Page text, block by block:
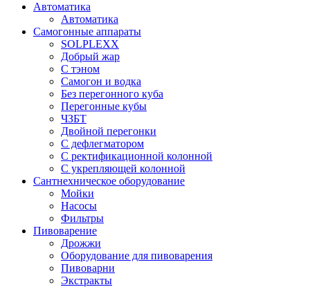
Автоматика
Автоматика
Самогонные аппараты
SOLPLEXX
Добрый жар
С тэном
Самогон и водка
Без перегонного куба
Перегонные кубы
ЧЗБТ
Двойной перегонки
С дефлегматором
С ректификационной колонной
С укрепляющей колонной
Сантнехническое оборудование
Мойки
Насосы
Фильтры
Пивоварение
Дрожжи
Оборудование для пивоварения
Пивоварни
Экстракты